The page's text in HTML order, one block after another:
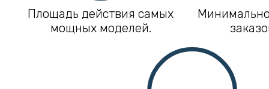
Площадь действия самых
мощных моделей.